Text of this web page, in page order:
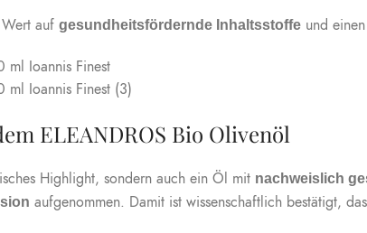
auf gesundheitsfördernde Inhaltsstoffe und einen
ELEANDROS Bio Olivenöl
Highlight, sondern auch ein Öl mit nachweislich
aufgenommen. Damit ist wissenschaftlich bestätigt,